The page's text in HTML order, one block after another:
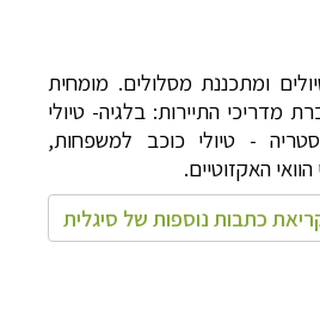
ומתכננת מסלולים. מומחית
מדריכי התיירות: בלגיה- טיולי
- טיולי כוכב למשפחות,
האקזוטיים.
כתבות נוספות של סיגלית